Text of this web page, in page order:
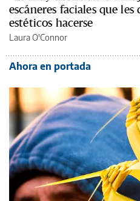
escáneres faciales que
estéticos hacerse
Laura O'Connor
Ahora en portada